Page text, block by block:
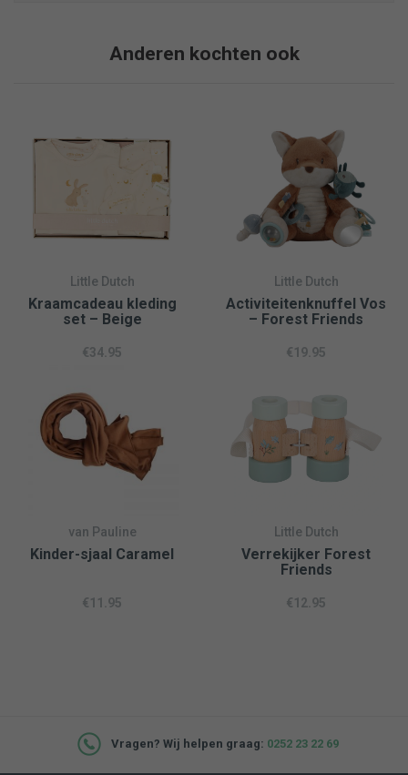
Anderen kochten ook
Little Dutch
Kraamcadeau kleding
set – Beige
€34.95
Little Dutch
Activiteitenknuffel Vos
– Forest Friends
€19.95
van Pauline
Kinder-sjaal Caramel
€11.95
Little Dutch
Verrekijker Forest
Friends
€12.95
Vragen? Wij helpen graag: 0252 23 22 69